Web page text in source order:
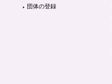
団体の登録